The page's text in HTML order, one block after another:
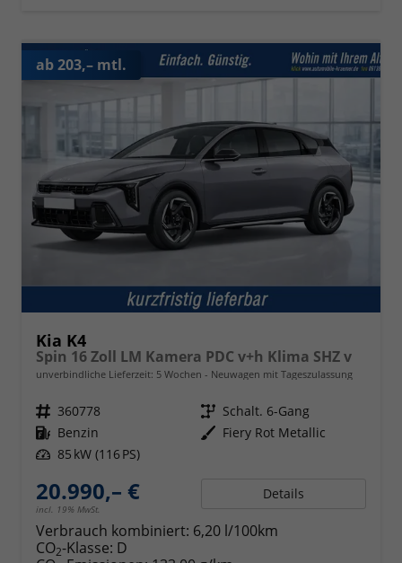
ab 203,– mtl.
Kia K4
Spin 16 Zoll LM Kamera PDC v+h Klima SHZ v
unverbindliche Lieferzeit: 5 Wochen Neuwagen mit Tageszulassung
Fahrzeugnr. 360778 Getriebe Schalt. 6-Gang
Kraftstoff Benzin Außenfarbe Fiery Rot Metallic
Leistung 85 kW (116 PS)
20.990,– €
incl. 19% MwSt.
Details
Verbrauch kombiniert: 6,20 l/100km
CO2-Klasse: D